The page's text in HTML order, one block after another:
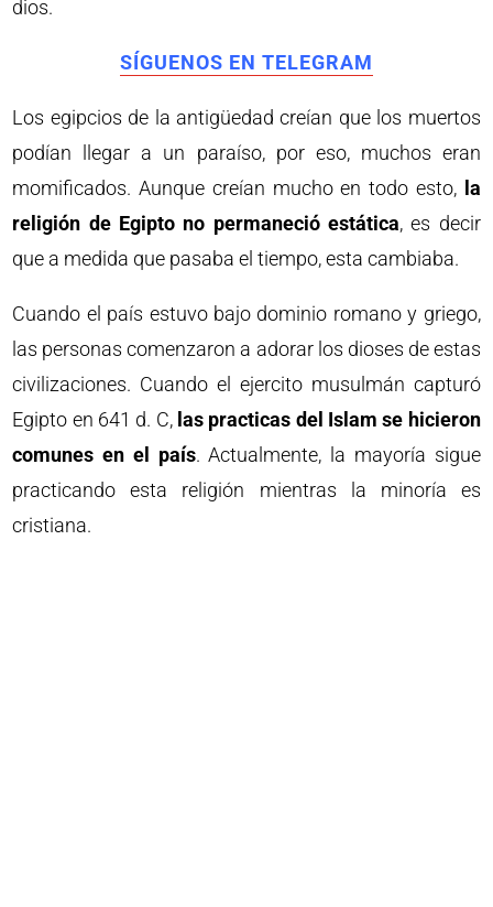
dios.
SÍGUENOS EN TELEGRAM
Los egipcios de la antigüedad creían que los muertos
podían llegar a un paraíso, por eso, muchos eran
momificados. Aunque creían mucho en todo esto, la
religión de Egipto no permaneció estática, es decir
que a medida que pasaba el tiempo, esta cambiaba.
Cuando el país estuvo bajo dominio romano y griego,
las personas comenzaron a adorar los dioses de estas
civilizaciones. Cuando el ejercito musulmán capturó
Egipto en 641 d. C, las practicas del Islam se hicieron
comunes en el país. Actualmente, la mayoría sigue
practicando esta religión mientras la minoría es
cristiana.